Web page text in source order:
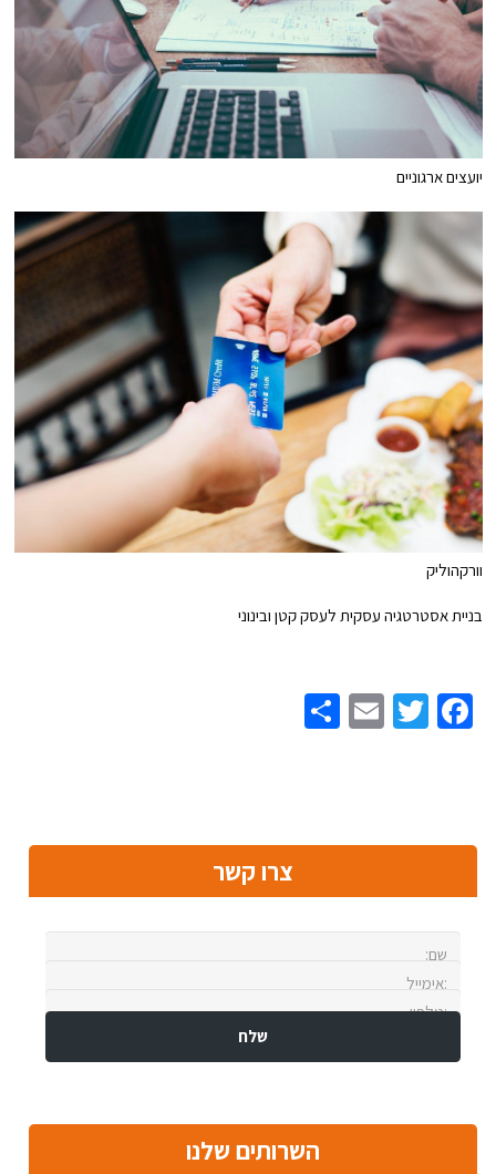
יועצים ארגוניים
וורקהוליק
בניית אסטרטגיה עסקית לעסק קטן ובינוני
Facebook
Twitter
Email
צרו קשר
השרותים שלנו